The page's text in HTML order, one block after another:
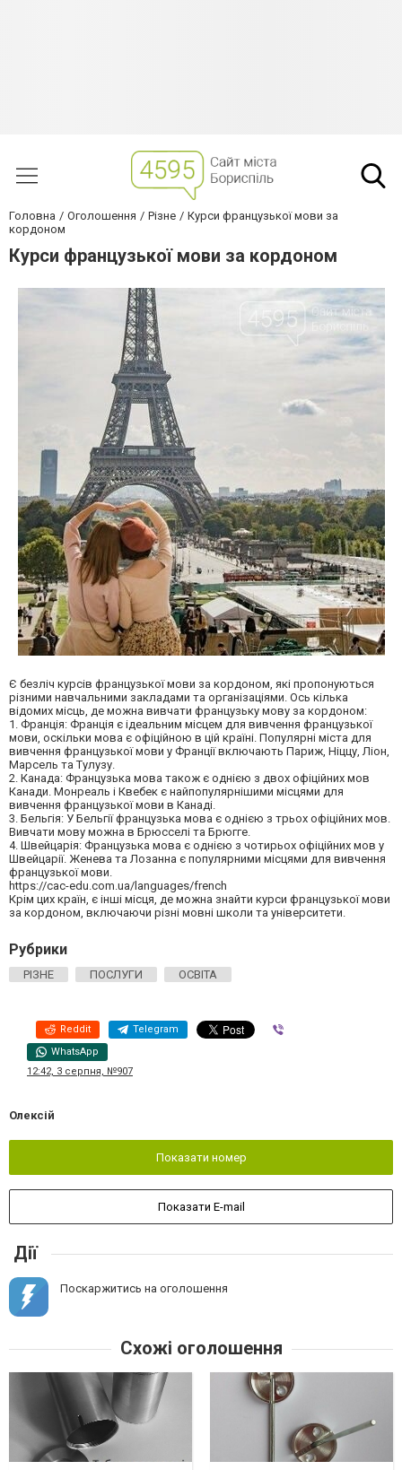
Головна Оголошення Різне
Курси французької мови за
кордоном
Курси французької мови за кордоном
Є безліч курсів французької мови за кордоном, які пропонуються
різними навчальними закладами та організаціями. Ось кілька
відомих місць, де можна вивчати французьку мову за кордоном:
1. Франція: Франція є ідеальним місцем для вивчення французької
мови, оскільки мова є офіційною в цій країні. Популярні міста для
вивчення французької мови у Франції включають Париж, Ніццу, Ліон,
Марсель та Тулузу.
2. Канада: Французька мова також є однією з двох офіційних мов
Канади. Монреаль і Квебек є найпопулярнішими місцями для
вивчення французької мови в Канаді.
3. Бельгія: У Бельгії французька мова є однією з трьох офіційних мов.
Вивчати мову можна в Брюсселі та Брюгге.
4. Швейцарія: Французька мова є однією з чотирьох офіційних мов у
Швейцарії. Женева та Лозанна є популярними місцями для вивчення
французької мови.
https://cac-edu.com.ua/languages/french
Крім цих країн, є інші місця, де можна знайти курси французької мови
за кордоном, включаючи різні мовні школи та університети.
Рубрики
РІЗНЕ ПОСЛУГИ ОСВІТА
Reddit Telegram
WhatsApp
12:42, 3 серпня, №907
Олексій
Показати номер
Показати E-mail
Дії
Поскаржитись на оголошення
Схожі оголошення